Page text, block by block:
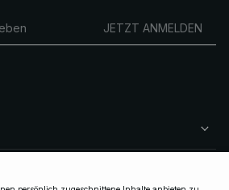
JETZT ANMELDEN